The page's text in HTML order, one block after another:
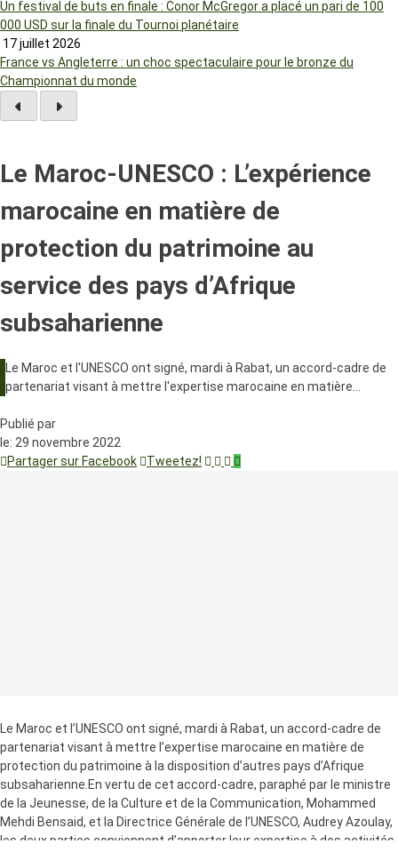
Un festival de buts en finale : Conor McGregor a placé un pari de 100
000 USD sur la finale du Tournoi planétaire
17 juillet 2026
France vs Angleterre : un choc spectaculaire pour le bronze du
Championnat du monde
Le Maroc-UNESCO : L’expérience
marocaine en matière de
protection du patrimoine au
service des pays d’Afrique
subsaharienne
Le Maroc et l'UNESCO ont signé, mardi à Rabat, un accord-cadre de
partenariat visant à mettre l'expertise marocaine en matière…
Publié par
le: 29 novembre 2022
Partager sur Facebook
Tweetez!
Le Maroc et l’UNESCO ont signé, mardi à Rabat, un accord-cadre de
partenariat visant à mettre l’expertise marocaine en matière de
protection du patrimoine à la disposition d’autres pays d’Afrique
subsaharienne.En vertu de cet accord-cadre, paraphé par le ministre
de la Jeunesse, de la Culture et de la Communication, Mohammed
Mehdi Bensaid, et la Directrice Générale de l’UNESCO, Audrey Azoulay,
les deux parties conviennent d’apporter leur expertise à des activités